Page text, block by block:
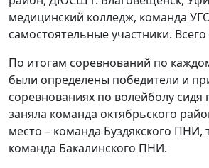
медицинский колледж, команда
самостоятельные участники.
По итогам соревнований по
были определены победители и
соревнованиях по волейболу сидя
заняла команда октябрьского
место – команда Буздякского ПНИ,
команда Бакалинского ПНИ.